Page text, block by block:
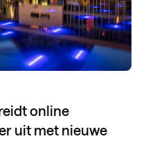
online
uit met nieuwe